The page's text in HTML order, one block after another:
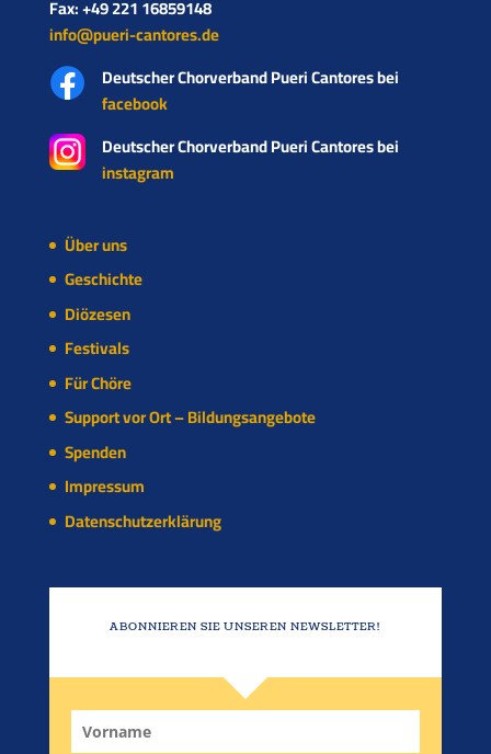
Fax: +49 221 16859148
info@pueri-cantores.de
Deutscher Chorverband Pueri Cantores bei
facebook
Deutscher Chorverband Pueri Cantores bei
instagram
Über uns
Geschichte
Diözesen
Festivals
Für Chöre
Support vor Ort – Bildungsangebote
Spenden
Impressum
Datenschutzerklärung
ABONNIEREN SIE UNSEREN NEWSLETTER!